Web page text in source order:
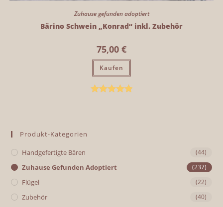
Zuhause gefunden adoptiert
Bärino Schwein „Konrad“ inkl. Zubehör
75,00 €
Kaufen
Produkt-Kategorien
Handgefertigte Bären (44)
Zuhause Gefunden Adoptiert (237)
Flügel (22)
Zubehör (40)